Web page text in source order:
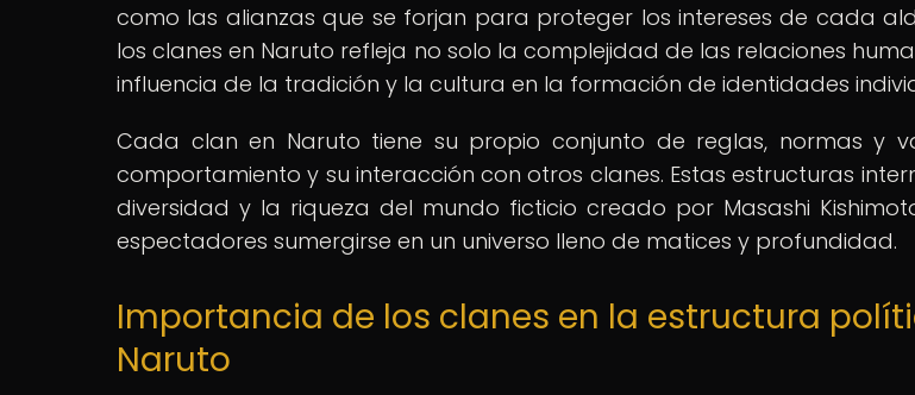
como las alianzas que se forjan para proteger los intereses de cada
los clanes en Naruto refleja no solo la complejidad de las relaciones
influencia de la tradición y la cultura en la formación de identidades
Cada clan en Naruto tiene su propio conjunto de reglas, normas y
comportamiento y su interacción con otros clanes. Estas estructuras
diversidad y la riqueza del mundo ficticio creado por Masashi
espectadores sumergirse en un universo lleno de matices y profundidad.
Importancia de los clanes en la estructura
Naruto